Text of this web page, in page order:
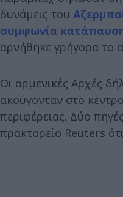
δυνάμεις του
συμφωνία
αρνήθηκε γρήγορα το
Οι αρμενικές Αρχές
ακούγονταν στο
περιφέρειας. Δύο
πρακτορείο Reuters